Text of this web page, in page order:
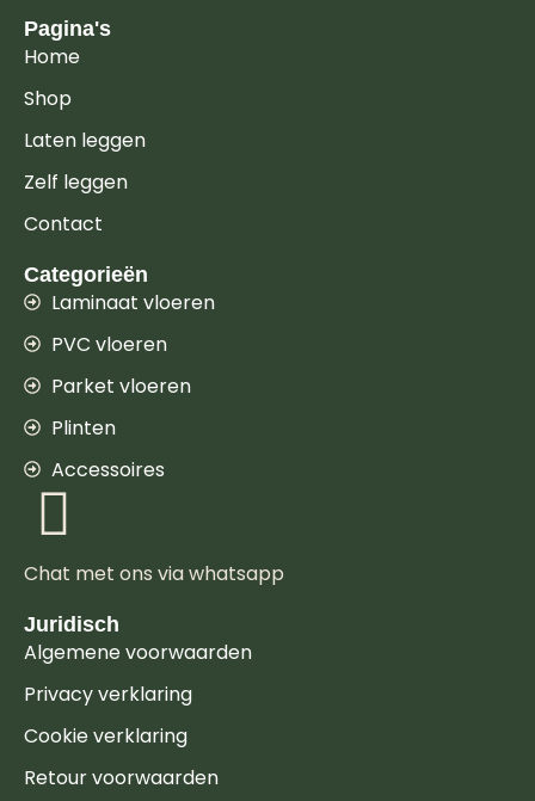
Pagina's
Home
Shop
Laten leggen
Zelf leggen
Contact
Categorieën
Laminaat vloeren
PVC vloeren
Parket vloeren
Plinten
Accessoires
Chat met ons via whatsapp
Juridisch
Algemene voorwaarden
Privacy verklaring
Cookie verklaring
Retour voorwaarden